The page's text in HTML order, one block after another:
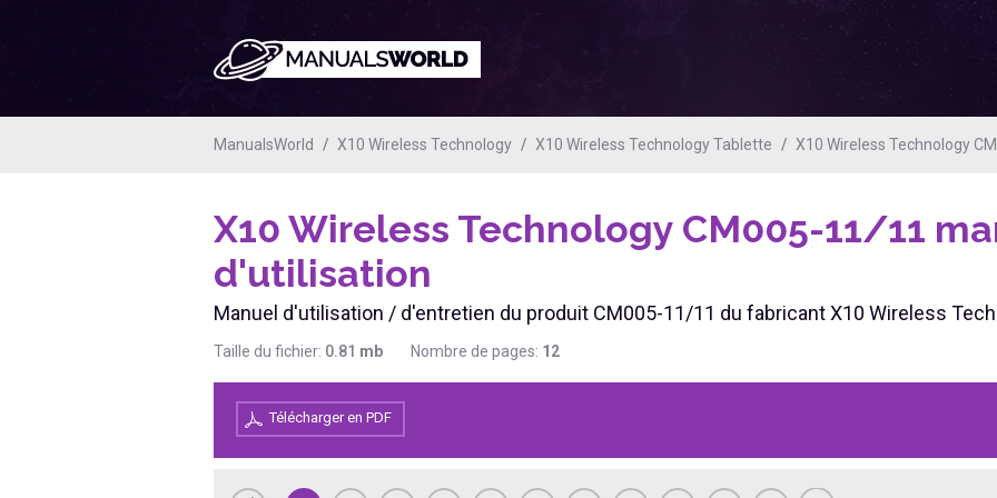
ManualsWorld X10 Wireless Technology X10 Wireless Technology Tablette X10 Wireless Technology
X10 Wireless Technology CM005-11/11
d'utilisation
Manuel d'utilisation / d'entretien du produit CM005-11/11 du fabricant X10 Wireless
Taille du fichier: 0.81 mb Nombre de pages: 12
Télécharger en PDF